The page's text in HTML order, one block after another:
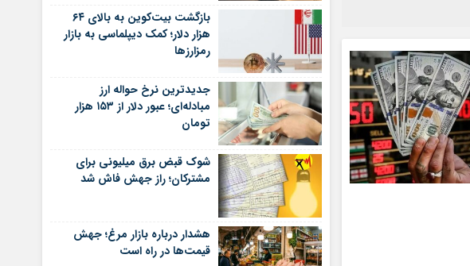
بازگشت بیت‌کوین به بالای ۶۴
هزار دلار؛ کمک دیپلماسی به بازار
رمزارزها
جدیدترین نرخ حواله ارز
مبادله‌ای؛ عبور دلار از ۱۵۳ هزار
تومان
شوک قبض برق میلیونی برای
مشترکان؛ راز جهش فاش شد
هشدار درباره بازار مرغ؛ جهش
قیمت‌ها در راه است